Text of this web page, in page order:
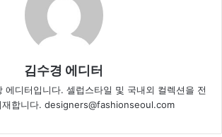
김수경 에디터
에디터입니다. 셀럽스타일 및 국내외 컬렉션을 전
재합니다. designers@fashionseoul.com